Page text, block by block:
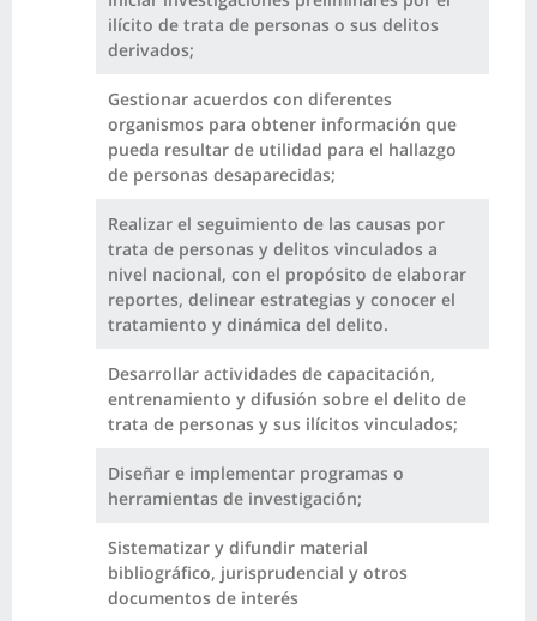
ilícito de trata de personas o sus delitos
derivados;
Gestionar acuerdos con diferentes
organismos para obtener información que
pueda resultar de utilidad para el hallazgo
de personas desaparecidas;
Realizar el seguimiento de las causas por
trata de personas y delitos vinculados a
nivel nacional, con el propósito de elaborar
reportes, delinear estrategias y conocer el
tratamiento y dinámica del delito.
Desarrollar actividades de capacitación,
entrenamiento y difusión sobre el delito de
trata de personas y sus ilícitos vinculados;
Diseñar e implementar programas o
herramientas de investigación;
Sistematizar y difundir material
bibliográfico, jurisprudencial y otros
documentos de interés